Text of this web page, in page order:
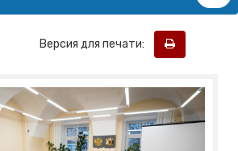
Версия для печати: